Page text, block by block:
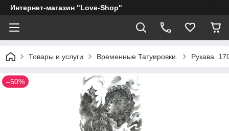
Интернет-магазин "Love-Shop"
Товары и услуги Временные Татуировки. Рукава.
–50%